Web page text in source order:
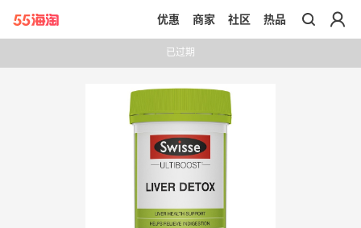
带你去官网买正品
优惠 商家 社区 热品
已过期